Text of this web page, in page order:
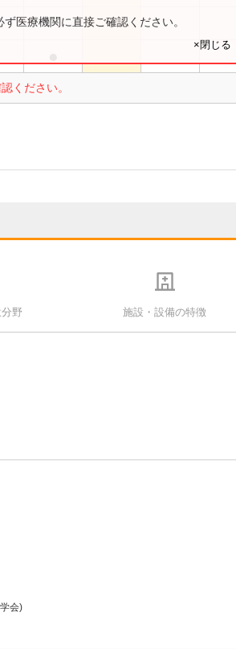
●
ください。
医療機関に直接ご確認ください。
×閉じる
野 施設・設備の特徴
会)